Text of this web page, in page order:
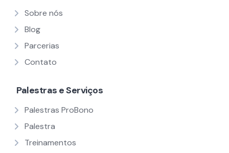
Sobre nós
Blog
Parcerias
Contato
Palestras e Serviços
Palestras ProBono
Palestra
Treinamentos